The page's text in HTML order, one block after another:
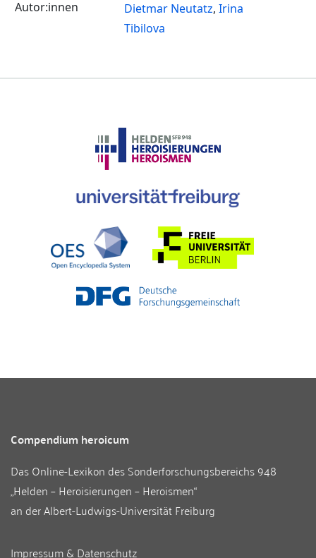
Dietmar Neutatz Irina
Tibilova
Compendium heroicum
Das Online-Lexikon desSonderforschungsbereichs 948
„Helden – Heroisierungen – Heroismen“
an derAlbert-Ludwigs-Universität Freiburg
Impressum & Datenschutz